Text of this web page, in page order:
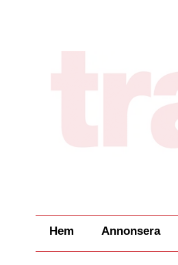
Hem Annonsera